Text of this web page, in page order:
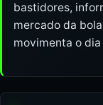
bastidores,
mercado da
movimenta o